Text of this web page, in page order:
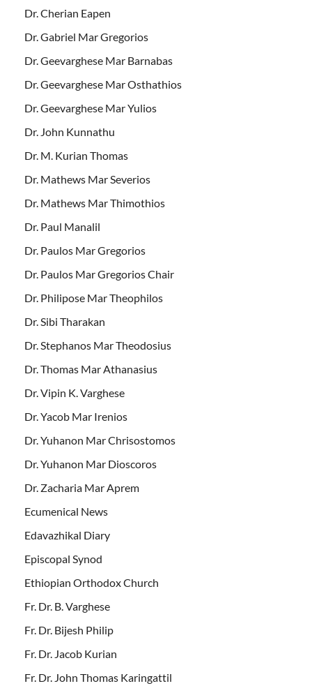
Dr. Cherian Eapen
Dr. Gabriel Mar Gregorios
Dr. Geevarghese Mar Barnabas
Dr. Geevarghese Mar Osthathios
Dr. Geevarghese Mar Yulios
Dr. John Kunnathu
Dr. M. Kurian Thomas
Dr. Mathews Mar Severios
Dr. Mathews Mar Thimothios
Dr. Paul Manalil
Dr. Paulos Mar Gregorios
Dr. Paulos Mar Gregorios Chair
Dr. Philipose Mar Theophilos
Dr. Sibi Tharakan
Dr. Stephanos Mar Theodosius
Dr. Thomas Mar Athanasius
Dr. Vipin K. Varghese
Dr. Yacob Mar Irenios
Dr. Yuhanon Mar Chrisostomos
Dr. Yuhanon Mar Dioscoros
Dr. Zacharia Mar Aprem
Ecumenical News
Edavazhikal Diary
Episcopal Synod
Ethiopian Orthodox Church
Fr. Dr. B. Varghese
Fr. Dr. Bijesh Philip
Fr. Dr. Jacob Kurian
Fr. Dr. John Thomas Karingattil